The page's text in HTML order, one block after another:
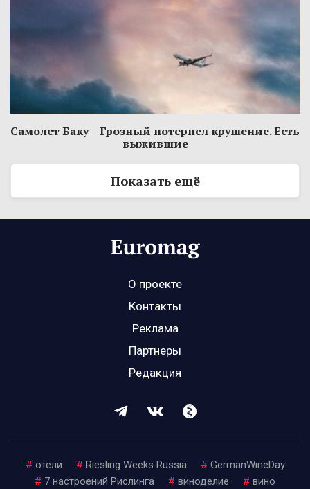
Самолет Баку – Грозный потерпел крушение. Есть
выжившие
Показать ещё
О проекте
Контакты
Реклама
Партнеры
Редакция
# отели # Riesling Weeks Russia # GermanWineDay
# 7 настроений Рислинга # виноделие # вино